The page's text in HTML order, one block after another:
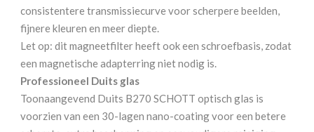
consistentere transmissiecurve voor scherpere beelden,
fijnere kleuren en meer diepte.
Let op: dit magneetfilter heeft ook een schroefbasis, zodat
een magnetische adapterring niet nodig is.
Professioneel Duits glas
Toonaangevend Duits B270 SCHOTT optisch glas is
voorzien van een 30-lagen nano-coating voor een betere